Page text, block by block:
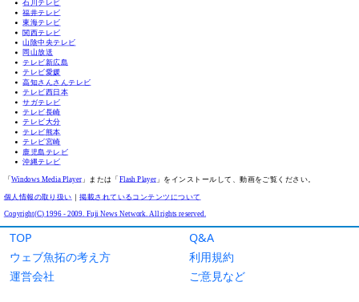
TOP
Q&A
ウェブ魚拓の考え方
利用規約
運営会社
ご意見など